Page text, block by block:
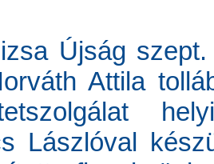
Újság
Attila
Lászlóval